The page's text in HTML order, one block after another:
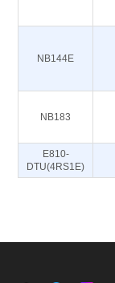
NB144E
NB183
E810-
DTU(4RS1E)